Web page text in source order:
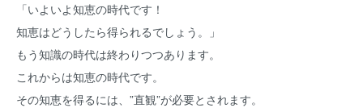
「いよいよ知恵の時代です！
知恵はどうしたら得られるでしょう。」
もう知識の時代は終わりつつあります。
これからは知恵の時代です。
その知恵を得るには、”直観”が必要とされます。